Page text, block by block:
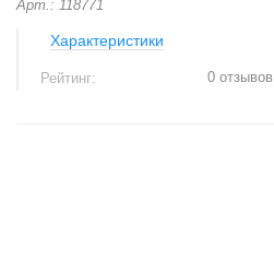
Арт.: 118771
Характеристики
Рейтинг: 0 отзывов